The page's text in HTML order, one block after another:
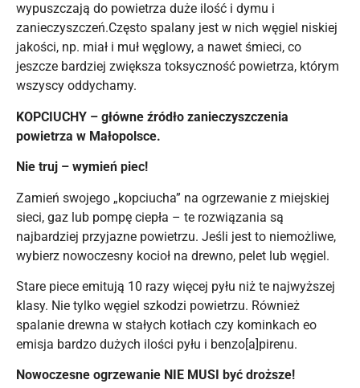
wypuszczają do powietrza duże ilość i dymu i
zanieczyszczeń.Często spalany jest w nich węgiel niskiej
jakości, np. miał i muł węglowy, a nawet śmieci, co
jeszcze bardziej zwiększa toksyczność powietrza, którym
wszyscy oddychamy.
KOPCIUCHY – główne źródło zanieczyszczenia
powietrza w Małopolsce.
Nie truj – wymień piec!
Zamień swojego „kopciucha” na ogrzewanie z miejskiej
sieci, gaz lub pompę ciepła – te rozwiązania są
najbardziej przyjazne powietrzu. Jeśli jest to niemożliwe,
wybierz nowoczesny kocioł na drewno, pelet lub węgiel.
Stare piece emitują 10 razy więcej pyłu niż te najwyższej
klasy. Nie tylko węgiel szkodzi powietrzu. Również
spalanie drewna w stałych kotłach czy kominkach eo
emisja bardzo dużych ilości pyłu i benzo[a]pirenu.
Nowoczesne ogrzewanie NIE MUSI być droższe!